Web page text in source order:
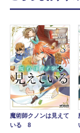
魔術師クノンは見えて
いる 8